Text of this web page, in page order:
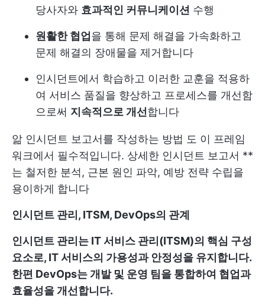
당사자와 효과적인 커뮤니케이션 수행
원활한 협업 을 통해 문제 해결을 가속화하고
문제 해결의 장애물을 제거합니다
인시던트에서 학습하고 이러한 교훈을 적용하
여 서비스 품질을 향상하고 프로세스를 개선함
으로써 지속적으로 개선 합니다
앎 인시던트 보고서를 작성하는 방법 도 이 프레임
워크에서 필수적입니다. 상세한 인시던트 보고서 **
는 철저한 분석, 근본 원인 파악, 예방 전략 수립을
용이하게 합니다
인시던트 관리, ITSM, DevOps의 관계
인시던트 관리는 IT 서비스 관리(ITSM)의 핵심 구성
요소로, IT 서비스의 가용성과 안정성을 유지합니다.
한편 DevOps는 개발 및 운영 팀을 통합하여 협업과
효율성을 개선합니다.